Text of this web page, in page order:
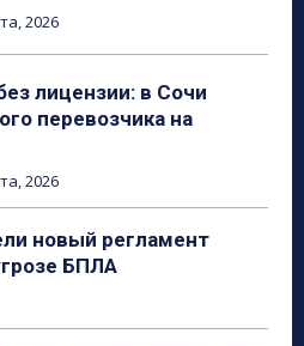
2026
лицензии: в Сочи
перевозчика на
2026
новый регламент
БПЛА